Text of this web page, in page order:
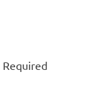
Required